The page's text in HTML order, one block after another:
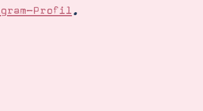
Profil.